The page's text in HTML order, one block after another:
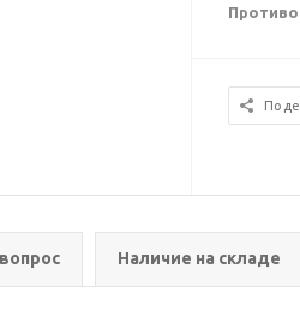
Наличие на складе